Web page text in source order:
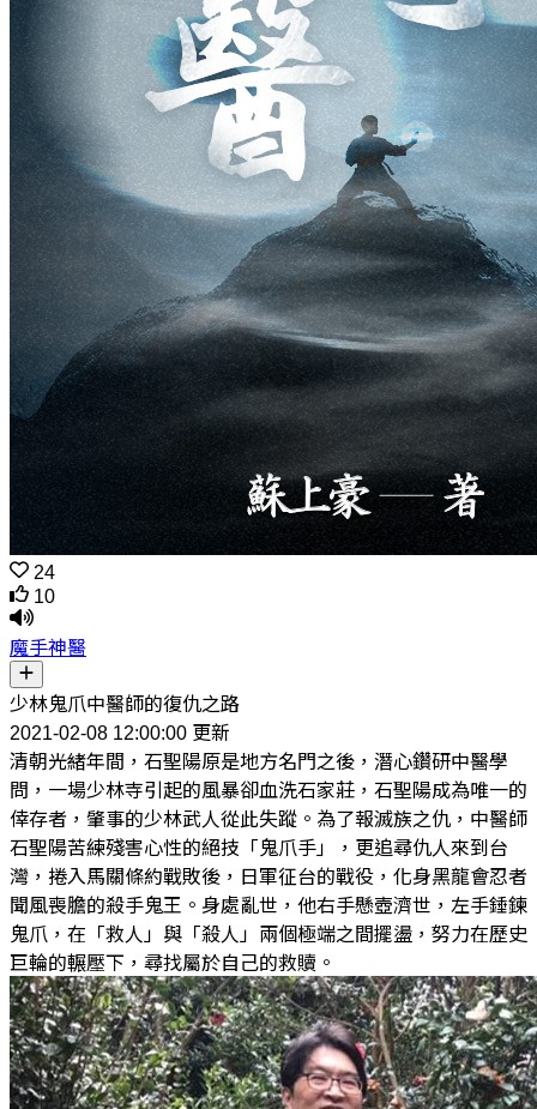
24
10
魔手神醫
少林鬼爪中醫師的復仇之路
2021-02-08 12:00:00 更新
清朝光緒年間，石聖陽原是地方名門之後，潛心鑽研中醫學
問，一場少林寺引起的風暴卻血洗石家莊，石聖陽成為唯一的
倖存者，肇事的少林武人從此失蹤。為了報滅族之仇，中醫師
石聖陽苦練殘害心性的絕技「鬼爪手」，更追尋仇人來到台
灣，捲入馬關條約戰敗後，日軍征台的戰役，化身黑龍會忍者
聞風喪膽的殺手鬼王。身處亂世，他右手懸壺濟世，左手錘鍊
鬼爪，在「救人」與「殺人」兩個極端之間擺盪，努力在歷史
巨輪的輾壓下，尋找屬於自己的救贖。